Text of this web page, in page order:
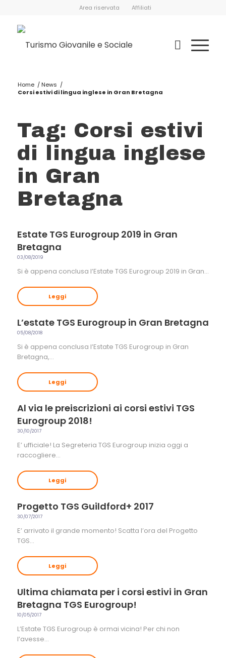
Area riservata Affiliati
Home / News /
Corsi estivi di lingua inglese in Gran Bretagna
Tag: Corsi estivi
di lingua inglese
in Gran
Bretagna
Estate TGS Eurogroup 2019 in Gran
Bretagna
03/08/2019
Si è appena conclusa l’Estate TGS Eurogroup 2019 in Gran…
Leggi
L’estate TGS Eurogroup in Gran Bretagna
05/08/2018
Si è appena conclusa l’Estate TGS Eurogroup in Gran
Bretagna,…
Leggi
Al via le preiscrizioni ai corsi estivi TGS
Eurogroup 2018!
30/10/2017
E’ ufficiale! La Segreteria TGS Eurogroup inizia oggi a
raccogliere…
Leggi
Progetto TGS Guildford+ 2017
30/07/2017
E’ arrivato il grande momento! Scatta l’ora del Progetto
TGS…
Leggi
Ultima chiamata per i corsi estivi in Gran
Bretagna TGS Eurogroup!
10/05/2017
L’Estate TGS Eurogroup è ormai vicina! Per chi non
l’avesse…